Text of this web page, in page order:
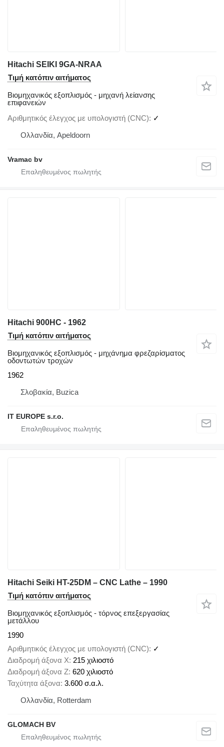
Hitachi SEIKI 9GA-NRAA
Τιμή κατόπιν αιτήματος
Βιομηχανικός εξοπλισμός - μηχανή λείανσης
επιφανειών
Αριθμητικός έλεγχος με υπολογιστή (CNC)
✓
Ολλανδία, Apeldoorn
Vramac bv
Hitachi 900HC - 1962
Τιμή κατόπιν αιτήματος
Βιομηχανικός εξοπλισμός - μηχάνημα φρεζαρίσματος
οδοντωτών τροχών
1962
Σλοβακία, Buzica
IT EUROPE s.r.o.
Hitachi Seiki HT-25DM – CNC Lathe – 1990
Τιμή κατόπιν αιτήματος
Βιομηχανικός εξοπλισμός - τόρνος επεξεργασίας
μετάλλου
1990
Αριθμητικός έλεγχος με υπολογιστή (CNC)
✓
Διαδρομή άξονα X 215 χιλιοστό
Διαδρομή άξονα Z 620 χιλιοστό
Ταχύτητα άξονα 3.600 σ.α.λ.
Ολλανδία, Rotterdam
GLOMACH BV